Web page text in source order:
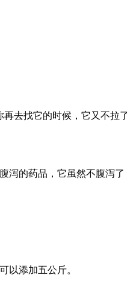
去找它的时候，它又不拉
的药品，它虽然不腹泻了
添加五公斤。